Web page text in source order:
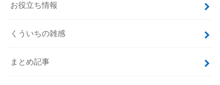
お役立ち情報
くういちの雑感
まとめ記事